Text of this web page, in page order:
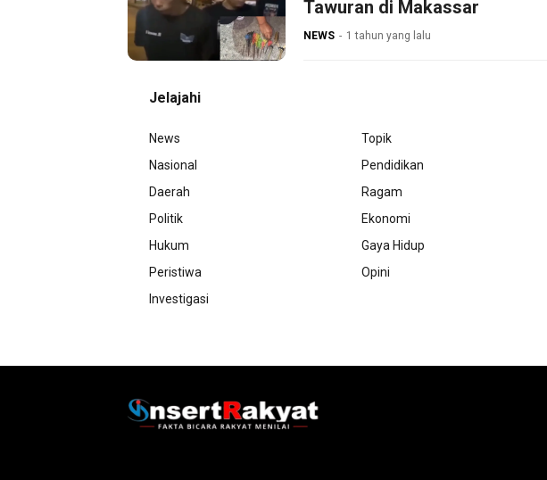
Tawuran di Makassar
NEWS 1 tahun yang lalu
Jelajahi
News
Nasional
Daerah
Politik
Hukum
Peristiwa
Investigasi
Topik
Pendidikan
Ragam
Ekonomi
Gaya Hidup
Opini